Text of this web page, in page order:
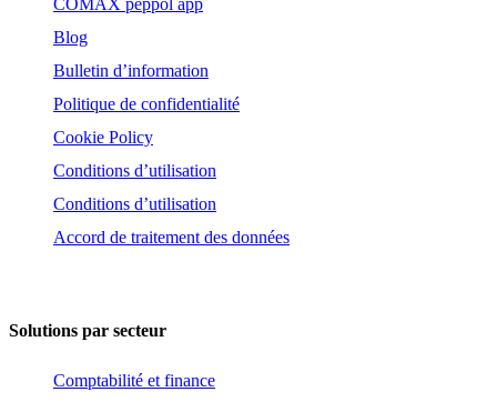
Blog
Bulletin d’information
Politique de confidentialité
Cookie Policy
Conditions d’utilisation
Conditions d’utilisation
Accord de traitement des données
Solutions par secteur
Comptabilité et finance